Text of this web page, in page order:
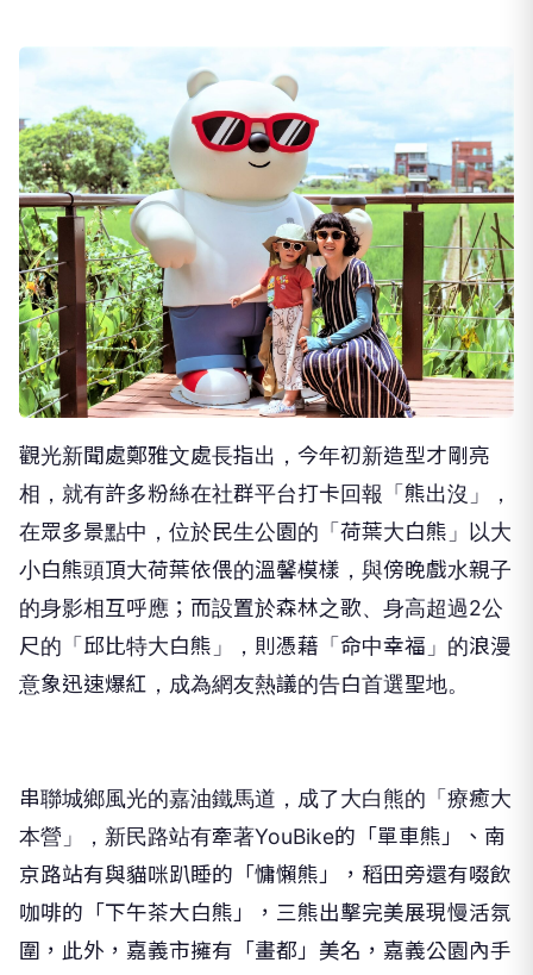
觀光新聞處鄭雅文處長指出，今年初新造型才剛亮
相，就有許多粉絲在社群平台打卡回報「熊出沒」，
在眾多景點中，位於民生公園的「荷葉大白熊」以大
小白熊頭頂大荷葉依偎的溫馨模樣，與傍晚戲水親子
的身影相互呼應；而設置於森林之歌、身高超過2公
尺的「邱比特大白熊」，則憑藉「命中幸福」的浪漫
意象迅速爆紅，成為網友熱議的告白首選聖地。
串聯城鄉風光的嘉油鐵馬道，成了大白熊的「療癒大
本營」，新民路站有牽著YouBike的「單車熊」、南
京路站有與貓咪趴睡的「慵懶熊」，稻田旁還有啜飲
咖啡的「下午茶大白熊」，三熊出擊完美展現慢活氛
圍，此外，嘉義市擁有「畫都」美名，嘉義公園內手